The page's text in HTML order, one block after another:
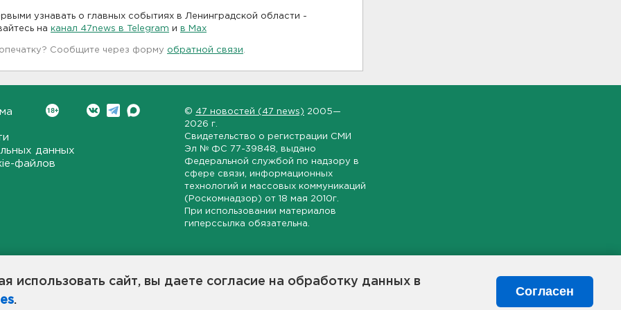
использовать сайт, вы даете согласие на обработку данных в
.
Согласен
узнавать о главных событиях в Ленинградской области -
на канал 47news в Telegram и в Maх
Сообщите через форму обратной связи
данных
файлов
© 47 новостей (47 news) 2005—
2026 г.
Свидетельство о регистрации СМИ
Эл № ФС 77-39848 , выдано
Федеральной службой по надзору в
сфере связи, информационных
технологий и массовых коммуникаций
(Роскомнадзор) от 18 мая 2010г.
При использовании материалов
гиперссылка обязательна.
области, экономической и инвестиционной активности в регионе.
станет популярной и конструктивной площадкой для свободного
в 47-м регионе России.